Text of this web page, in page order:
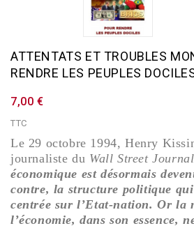
ATTENTATS ET TROUBLES
RENDRE LES PEUPLES
7,00 €
TTC
Le 29 octobre 1994, Henry
journaliste du Wall Street Journal
économique est désormais
contre, la structure politique qui
centrée sur l’Etat-nation. Or la
l’économie, dans son essence,